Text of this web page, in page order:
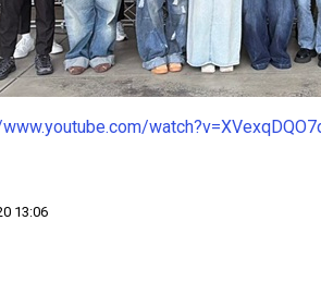
13:06